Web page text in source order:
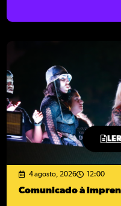
4 agosto, 2026 12:00
Comunicado à